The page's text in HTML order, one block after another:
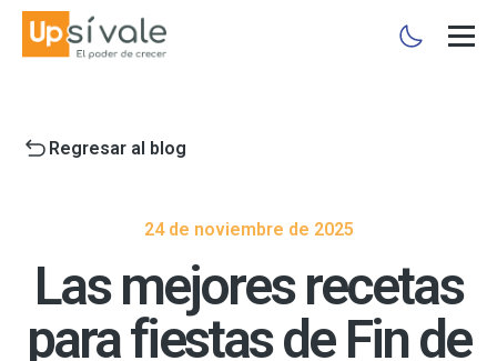
Regresar al blog
24 de noviembre de 2025
Las mejores recetas
para fiestas de Fin de